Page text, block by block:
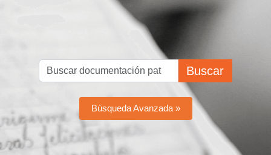
Buscar
Búsqueda Avanzada »